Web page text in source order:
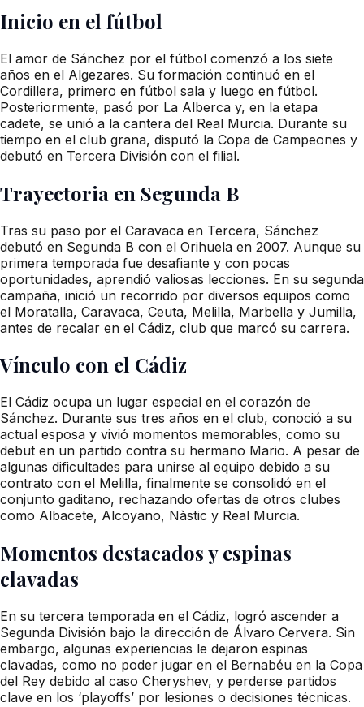
Inicio en el fútbol
El amor de Sánchez por el fútbol comenzó a los siete
años en el Algezares. Su formación continuó en el
Cordillera, primero en fútbol sala y luego en fútbol.
Posteriormente, pasó por La Alberca y, en la etapa
cadete, se unió a la cantera del Real Murcia. Durante su
tiempo en el club grana, disputó la Copa de Campeones y
debutó en Tercera División con el filial.
Trayectoria en Segunda B
Tras su paso por el Caravaca en Tercera, Sánchez
debutó en Segunda B con el Orihuela en 2007. Aunque su
primera temporada fue desafiante y con pocas
oportunidades, aprendió valiosas lecciones. En su segunda
campaña, inició un recorrido por diversos equipos como
el Moratalla, Caravaca, Ceuta, Melilla, Marbella y Jumilla,
antes de recalar en el Cádiz, club que marcó su carrera.
Vínculo con el Cádiz
El Cádiz ocupa un lugar especial en el corazón de
Sánchez. Durante sus tres años en el club, conoció a su
actual esposa y vivió momentos memorables, como su
debut en un partido contra su hermano Mario. A pesar de
algunas dificultades para unirse al equipo debido a su
contrato con el Melilla, finalmente se consolidó en el
conjunto gaditano, rechazando ofertas de otros clubes
como Albacete, Alcoyano, Nàstic y Real Murcia.
Momentos destacados y espinas
clavadas
En su tercera temporada en el Cádiz, logró ascender a
Segunda División bajo la dirección de Álvaro Cervera. Sin
embargo, algunas experiencias le dejaron espinas
clavadas, como no poder jugar en el Bernabéu en la Copa
del Rey debido al caso Cheryshev, y perderse partidos
clave en los ‘playoffs’ por lesiones o decisiones técnicas.